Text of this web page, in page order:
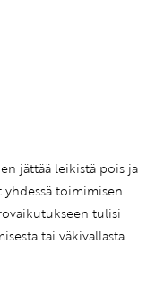
jättää leikistä pois ja
yhdessä toimimisen
tulisi
tai väkivallasta